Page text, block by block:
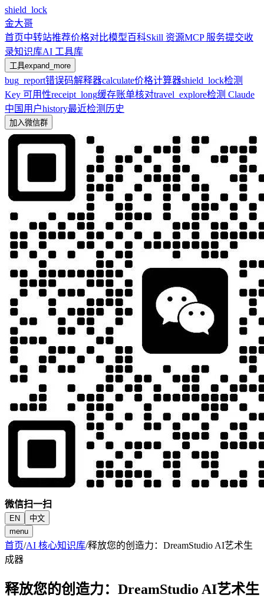
shield_lock
金大哥
首页中转站推荐价格对比模型百科Skill 资源MCP 服务提交收
录知识库AI 工具库
工具expand_more
bug_report错误码解释器calculate价格计算器shield_lock检测
Key 可用性receipt_long缓存账单核对travel_explore检测 Claude
中国用户history最近检测历史
加入微信群
微信扫一扫
EN
中文
menu
首页/AI 核心知识库/释放您的创造力：DreamStudio AI艺术生
成器
释放您的创造力：DreamStudio AI艺术生